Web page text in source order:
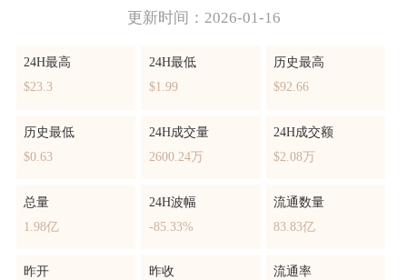
更新时间：2026-01-16
24H最高
$23.3
24H最低
$1.99
历史最高
$92.66
历史最低
$0.63
24H成交量
2600.24万
24H成交额
$2.08万
总量
1.98亿
24H波幅
-85.33%
流通数量
83.83亿
昨开
昨收
流通率